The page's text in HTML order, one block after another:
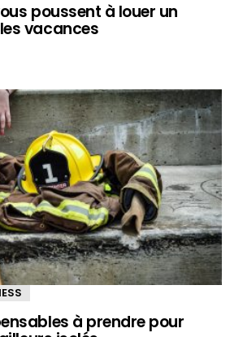
poussent à louer un
vacances
à prendre pour